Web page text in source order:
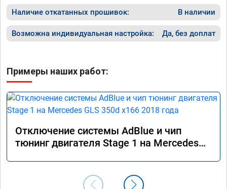
Наличие откатанных прошивок: В наличии
Возможна индивидуальная настройка: Да, без доплат
Примеры наших работ:
Отключение системы AdBlue и чип
тюнинг двигателя Stage 1 на Mercedes